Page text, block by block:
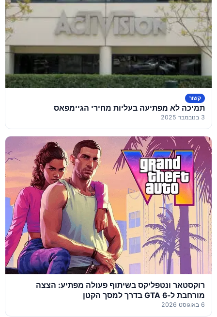
קשור
תמיכה לא מפתיעה בעליות מחירי הגיימפאס
3 בנובמבר 2025
רוקסטאר ונטפליקס בשיתוף פעולה מפתיע: הצצה
מורחבת ל-GTA 6 בדרך למסך הקטן
6 באוגוסט 2026